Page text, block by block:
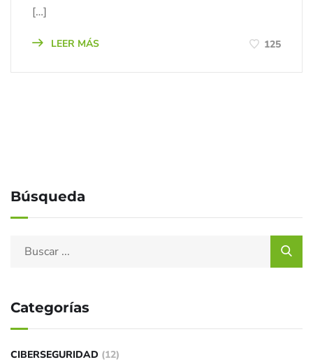
[…]
LEER MÁS 125
Búsqueda
Categorías
CIBERSEGURIDAD (12)